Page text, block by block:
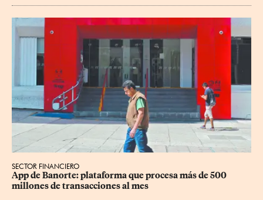
SECTOR FINANCIERO
App de Banorte: plataforma que procesa más de 500
millones de transacciones al mes